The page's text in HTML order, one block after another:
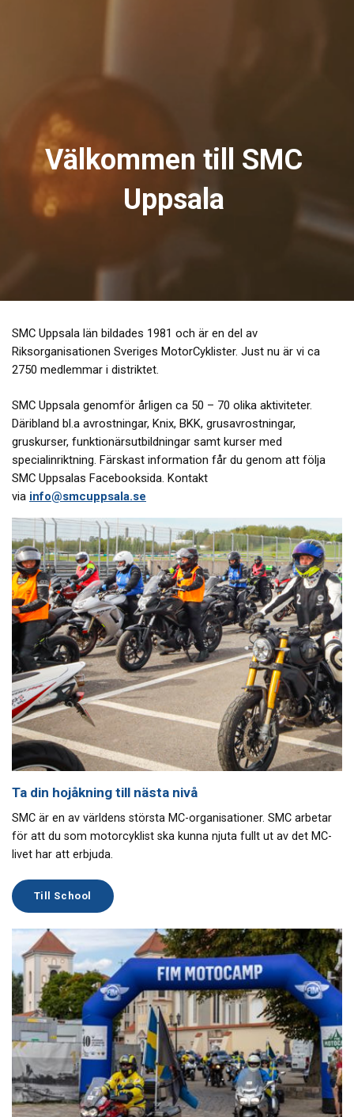
Välkommen till SMC
Uppsala
SMC Uppsala län bildades 1981 och är en del av
Riksorganisationen Sveriges MotorCyklister. Just nu är vi ca
2750 medlemmar i distriktet.
SMC Uppsala genomför årligen ca 50 – 70 olika aktiviteter.
Däribland bl.a avrostningar, Knix, BKK, grusavrostningar,
gruskurser, funktionärsutbildningar samt kurser med
specialinriktning. Färskast information får du genom att följa
SMC Uppsalas Facebooksida. Kontakt
via info@smcuppsala.se
Ta din hojåkning till nästa nivå
SMC är en av världens största MC-organisationer. SMC arbetar
för att du som motorcyklist ska kunna njuta fullt ut av det MC-
livet har att erbjuda.
Till School